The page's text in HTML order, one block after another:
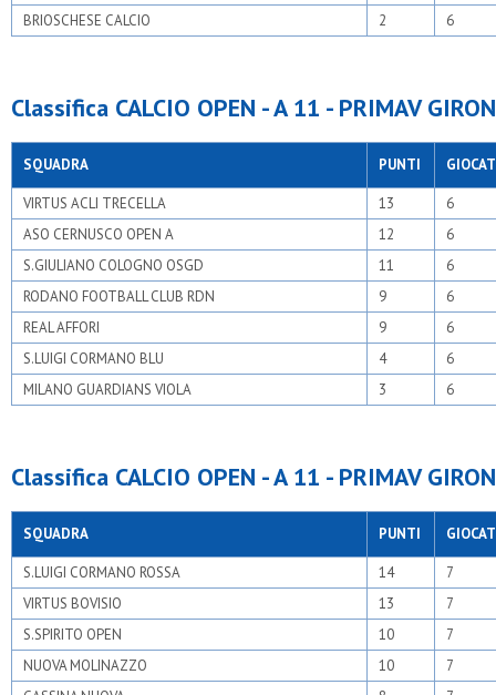
BRIOSCHESE CALCIO
2 6
Classifica CALCIO OPEN - A 11 - PRIMAV
SQUADRA PUNTI
VIRTUS ACLI TRECELLA 13
6
ASO CERNUSCO OPEN A
12
6
S.GIULIANO COLOGNO OSGD
11
6
RODANO FOOTBALL CLUB RDN
9
6
REAL AFFORI
9
6
S.LUIGI CORMANO BLU
4
6
MILANO GUARDIANS VIOLA
3 6
Classifica CALCIO OPEN - A 11 - PRIMAV
SQUADRA PUNTI
S.LUIGI CORMANO ROSSA 14
7
VIRTUS BOVISIO
13
7
S.SPIRITO OPEN
10
7
NUOVA MOLINAZZO
10
7